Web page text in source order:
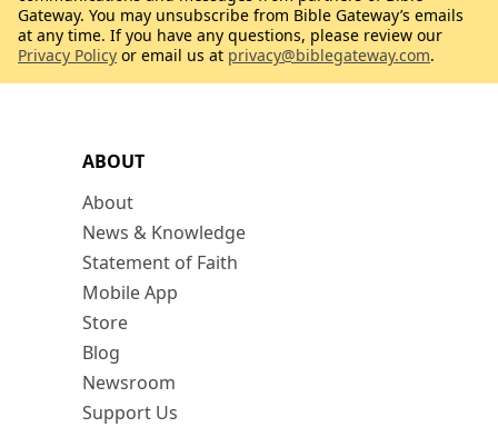
ABOUT
About
News & Knowledge
Statement of Faith
Mobile App
Store
Blog
Newsroom
Support Us
Gateway. You may unsubscribe from Bible Gateway’s emails
at any time. If you have any questions, please review our
Privacy Policy or email us at privacy@biblegateway.com.